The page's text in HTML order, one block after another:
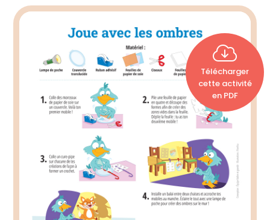
Télécharger
cette activité
en PDF